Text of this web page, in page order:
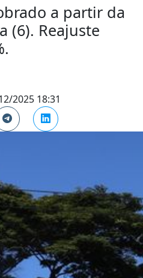
a partir da
(6). Reajuste
2025 18:31